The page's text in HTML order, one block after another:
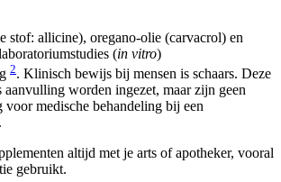
stof: allicine), oregano-olie (carvacrol) en
(in vitro)
2. Klinisch bewijs bij mensen is schaars. Deze
aanvulling worden ingezet, maar zijn geen
voor medische behandeling bij een
altijd met je arts of apotheker, vooral
gebruikt.